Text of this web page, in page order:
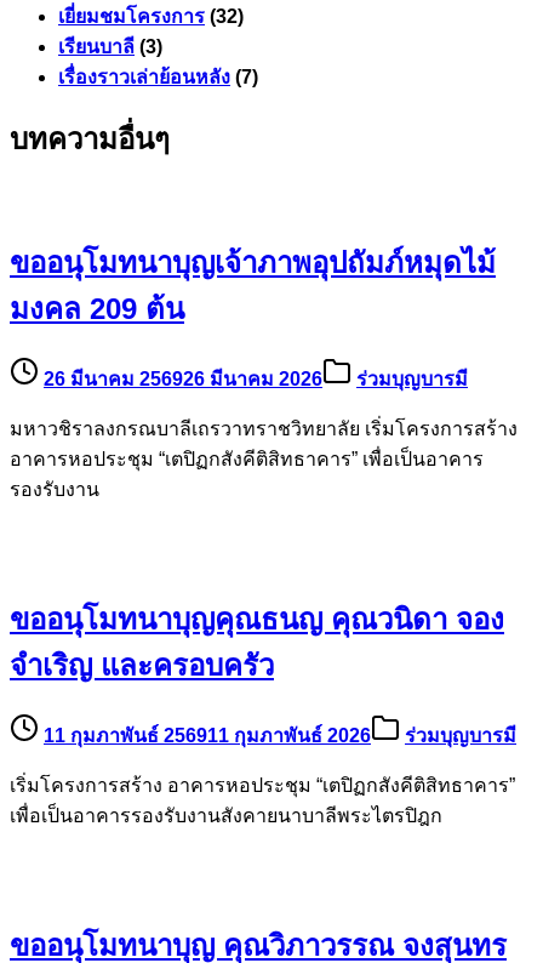
เยี่ยมชมโครงการ (32)
เรียนบาลี (3)
เรื่องราวเล่าย้อนหลัง (7)
บทความอื่นๆ
ขออนุโมทนาบุญเจ้าภาพอุปถัมภ์หมุดไม้
มงคล 209 ต้น
26 มีนาคม 256926 มีนาคม 2026 ร่วมบุญบารมี
มหาวชิราลงกรณบาลีเถรวาทราชวิทยาลัย เริ่มโครงการสร้าง
อาคารหอประชุม “เตปิฏกสังคีติสิทธาคาร” เพื่อเป็นอาคาร
รองรับงาน
ขออนุโมทนาบุญคุณธนญ คุณวนิดา จอง
จำเริญ และครอบครัว
11 กุมภาพันธ์ 256911 กุมภาพันธ์ 2026 ร่วมบุญบารมี
เริ่มโครงการสร้าง อาคารหอประชุม “เตปิฏกสังคีติสิทธาคาร”
เพื่อเป็นอาคารรองรับงานสังคายนาบาลีพระไตรปิฎก
ขออนุโมทนาบุญ คุณวิภาวรรณ จงสุนทร